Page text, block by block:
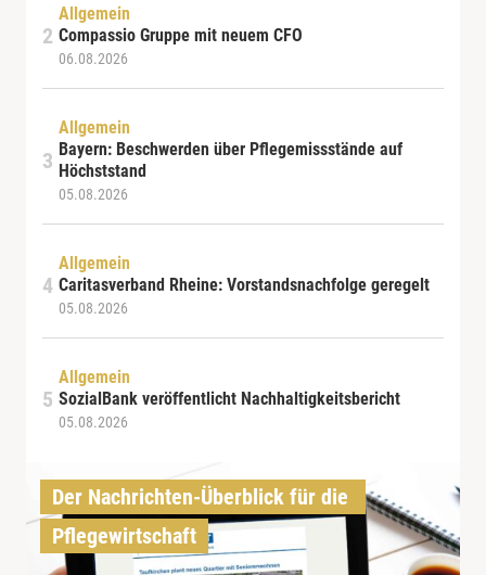
Allgemein
Compassio Gruppe mit neuem CFO
06.08.2026
Allgemein
Bayern: Beschwerden über Pflegemissstände auf
Höchststand
05.08.2026
Allgemein
Caritasverband Rheine: Vorstandsnachfolge geregelt
05.08.2026
Allgemein
SozialBank veröffentlicht Nachhaltigkeitsbericht
05.08.2026
Der Nachrichten-Überblick für die
Pflegewirtschaft